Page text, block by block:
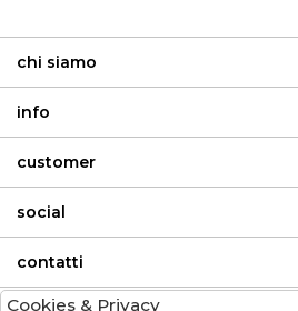
chi siamo
info
customer
social
contatti
Cookies & Privacy